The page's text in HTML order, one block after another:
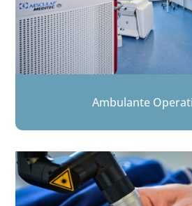
Ambulante